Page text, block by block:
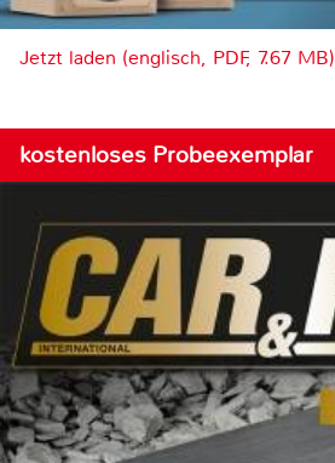
Jetzt laden (englisch, PDF, 7.67 MB)
kostenloses Probeexemplar